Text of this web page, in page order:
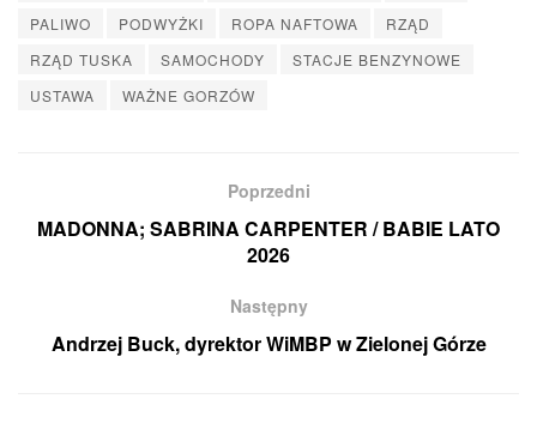
PALIWO
PODWYŻKI ROPA NAFTOWA
RZĄD
RZĄD TUSKA
SAMOCHODY
STACJE BENZYNOWE
USTAWA
WAŻNE GORZÓW
Poprzedni
MADONNA; SABRINA CARPENTER / BABIE LATO
2026
Następny
Andrzej Buck, dyrektor WiMBP w Zielonej Górze